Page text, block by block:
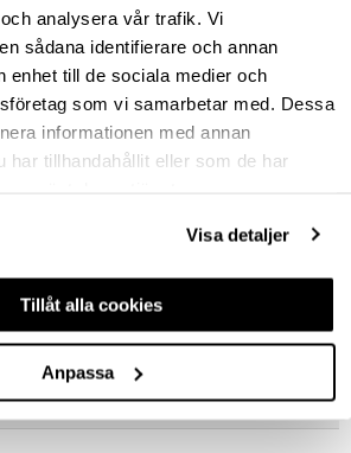
analysera vår trafik. Vi
sådana identifierare och annan
enhet till de sociala medier och
som vi samarbetar med. Dessa
informationen med annan
har tillhandahållit eller som de har
Visa detaljer
Tillåt alla cookies
Anpassa
VARIANT